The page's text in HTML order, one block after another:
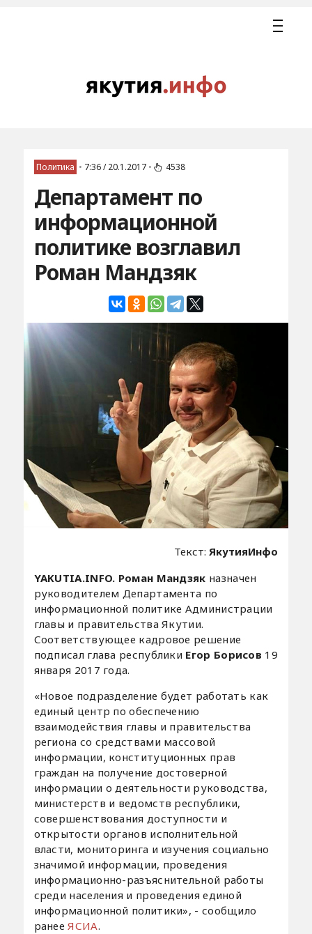
Политика • 7:36 / 20.1.2017 • 4538
Департамент по
информационной
политике возглавил
Роман Мандзяк
Текст:ЯкутияИнфо
YAKUTIA.INFO. Роман Мандзяк назначен
руководителем Департамента по
информационной политике Администрации
главы и правительства Якутии.
Соответствующее кадровое решение
подписал глава республики Егор Борисов 19
января 2017 года.
«Новое подразделение будет работать как
единый центр по обеспечению
взаимодействия главы и правительства
региона со средствами массовой
информации, конституционных прав
граждан на получение достоверной
информации о деятельности руководства,
министерств и ведомств республики,
совершенствования доступности и
открытости органов исполнительной
власти, мониторинга и изучения социально
значимой информации, проведения
информационно-разъяснительной работы
среди населения и проведения единой
информационной политики», - сообщило
ранееЯСИА.